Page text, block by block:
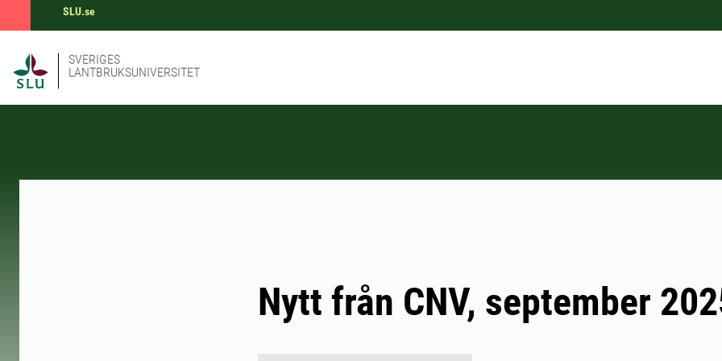
SLU.se
SVERIGES
LANTBRUKSUNIVERSITET
Nytt från CNV, september